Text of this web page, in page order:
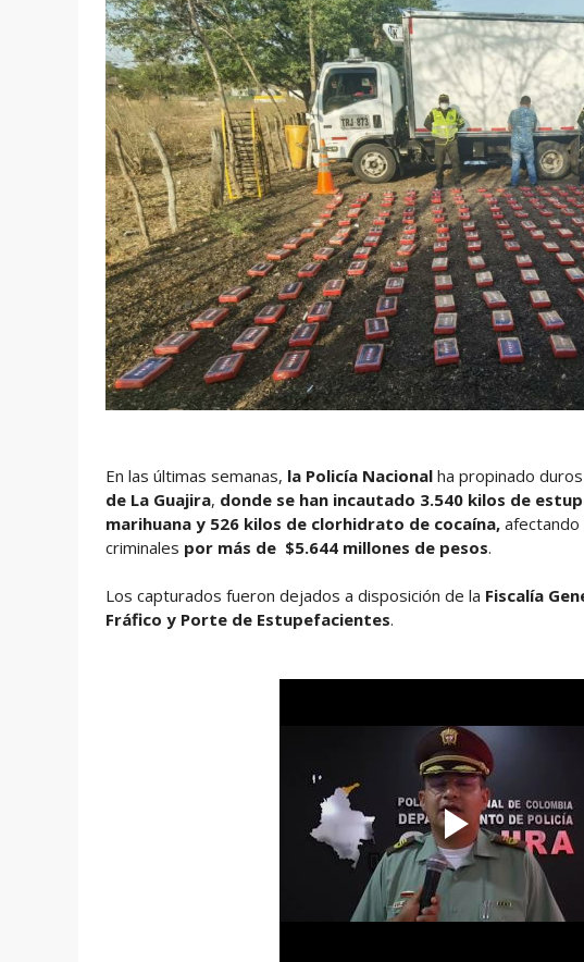
En las últimas semanas, la Policía Nacional ha propinado
de La Guajira, donde se han incautado 3.540 kilos de
marihuana y 526 kilos de clorhidrato de cocaína, afectando
criminales por más de $5.644 millones de pesos.
Los capturados fueron dejados a disposición de la Fiscalía
Fráfico y Porte de Estupefacientes.